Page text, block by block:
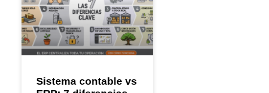
Sistema contable vs